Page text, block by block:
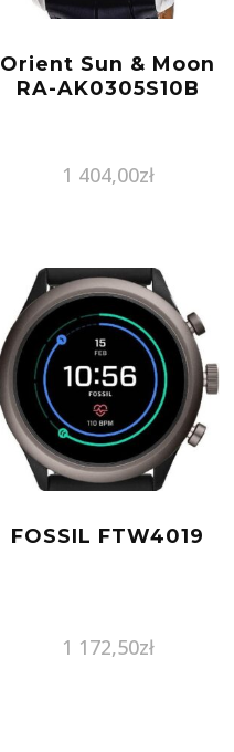
Orient Sun & Moon
RA-AK0305S10B
1 404,00zł
FOSSIL FTW4019
1 172,50zł